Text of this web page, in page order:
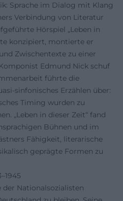
Sprache im Dialog mit Klang
Verbindung von Literatur
Hörspiel „Leben in
konzipiert, montierte er
Zwischentexte zu einer
Edmund Nick schuf
führte die
sinfonisches Erzählen über:
Timing wurden zu
„Leben in dieser Zeit“ fand
Bühnen und im
Fähigkeit, literarische
geprägte Formen zu
Nationalsozialisten